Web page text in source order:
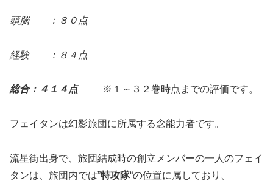
頭脳 ：８０点
経験 ：８４点
総合：４１４点 ※１～３２巻時点までの評価です。
フェイタンは幻影旅団に所属する念能力者です。
流星街出身で、旅団結成時の創立メンバーの一人のフェイ
タンは、旅団内では”特攻隊“の位置に属しており、